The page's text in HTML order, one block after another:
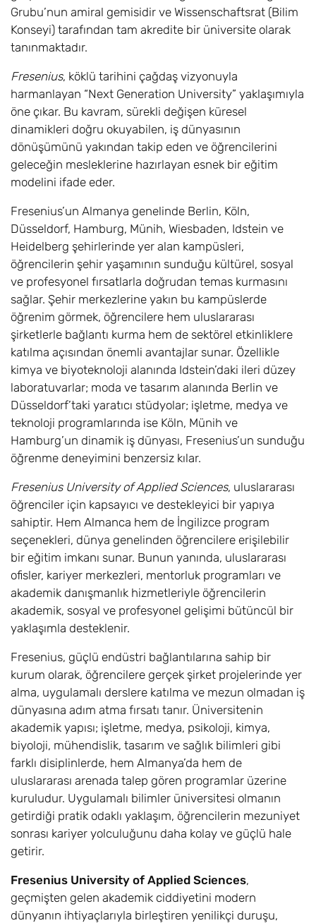
Grubu’nun amiral gemisidir ve Wissenschaftsrat (Bilim
Konseyi) tarafından tam akredite bir üniversite olarak
tanınmaktadır.
Fresenius, köklü tarihini çağdaş vizyonuyla
harmanlayan “Next Generation University” yaklaşımıyla
öne çıkar. Bu kavram, sürekli değişen küresel
dinamikleri doğru okuyabilen, iş dünyasının
dönüşümünü yakından takip eden ve öğrencilerini
geleceğin mesleklerine hazırlayan esnek bir eğitim
modelini ifade eder.
Fresenius’un Almanya genelinde Berlin, Köln,
Düsseldorf, Hamburg, Münih, Wiesbaden, Idstein ve
Heidelberg şehirlerinde yer alan kampüsleri,
öğrencilerin şehir yaşamının sunduğu kültürel, sosyal
ve profesyonel fırsatlarla doğrudan temas kurmasını
sağlar. Şehir merkezlerine yakın bu kampüslerde
öğrenim görmek, öğrencilere hem uluslararası
şirketlerle bağlantı kurma hem de sektörel etkinliklere
katılma açısından önemli avantajlar sunar. Özellikle
kimya ve biyoteknoloji alanında Idstein’daki ileri düzey
laboratuvarlar; moda ve tasarım alanında Berlin ve
Düsseldorf’taki yaratıcı stüdyolar; işletme, medya ve
teknoloji programlarında ise Köln, Münih ve
Hamburg’un dinamik iş dünyası, Fresenius’un sunduğu
öğrenme deneyimini benzersiz kılar.
Fresenius University of Applied Sciences, uluslararası
öğrenciler için kapsayıcı ve destekleyici bir yapıya
sahiptir. Hem Almanca hem de İngilizce program
seçenekleri, dünya genelinden öğrencilere erişilebilir
bir eğitim imkanı sunar. Bunun yanında, uluslararası
ofisler, kariyer merkezleri, mentorluk programları ve
akademik danışmanlık hizmetleriyle öğrencilerin
akademik, sosyal ve profesyonel gelişimi bütüncül bir
yaklaşımla desteklenir.
Fresenius, güçlü endüstri bağlantılarına sahip bir
kurum olarak, öğrencilere gerçek şirket projelerinde yer
alma, uygulamalı derslere katılma ve mezun olmadan iş
dünyasına adım atma fırsatı tanır. Üniversitenin
akademik yapısı; işletme, medya, psikoloji, kimya,
biyoloji, mühendislik, tasarım ve sağlık bilimleri gibi
farklı disiplinlerde, hem Almanya’da hem de
uluslararası arenada talep gören programlar üzerine
kuruludur. Uygulamalı bilimler üniversitesi olmanın
getirdiği pratik odaklı yaklaşım, öğrencilerin mezuniyet
sonrası kariyer yolculuğunu daha kolay ve güçlü hale
getirir.
Fresenius University of Applied Sciences,
geçmişten gelen akademik ciddiyetini modern
dünyanın ihtiyaçlarıyla birleştiren yenilikçi duruşu,